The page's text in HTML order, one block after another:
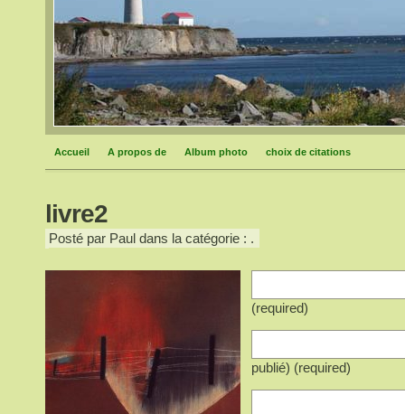
Accueil A propos de Album photo choix de citations
livre2
Posté par Paul dans la catégorie : .
(required)
publié) (required)